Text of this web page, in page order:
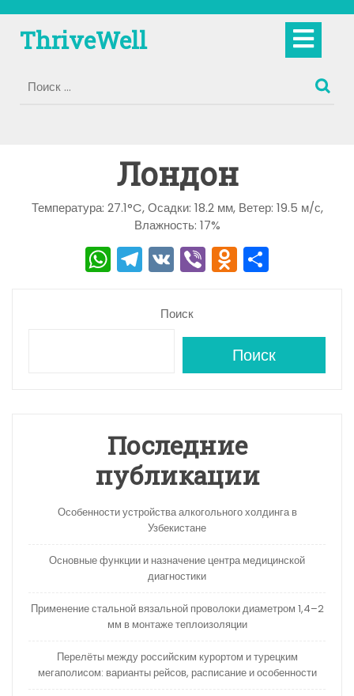
содержимому
ThriveWell
Лондон
Температура: 27.1°C, Осадки: 18.2 мм, Ветер: 19.5 м/с,
Влажность: 17%
W
h
T
el
e
V
K
Vi
b
O
d
o
kl
a
s
ni
ki
а
в
и
Поиск
Поиск
Последние
публикации
Особенности устройства алкогольного холдинга в
Узбекистане
Основные функции и назначение центра медицинской
диагностики
Применение стальной вязальной проволоки диаметром 1,4–2
мм в монтаже теплоизоляции
Перелёты между российским курортом и турецким
мегаполисом: варианты рейсов, расписание и особенности